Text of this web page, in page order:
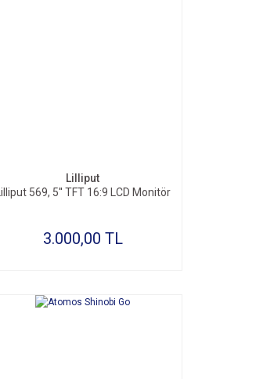
Lilliput
Lilliput 569, 5'' TFT 16:9 LCD Monitör
3.000,00 TL